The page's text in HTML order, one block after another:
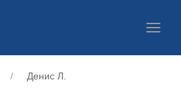
Денис Л.